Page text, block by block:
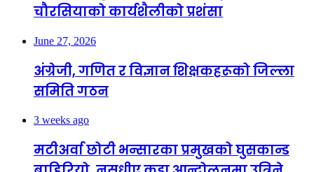
चौरसियाको कार्यशैलीको प्रशंसा
June 27, 2026
अंग्रेजी, गणित र विज्ञान शिक्षकहरूको जिल्ला
समिति गठन
3 weeks ago
मटीअर्वा छोटी भन्सारका प्रमुखको घुसकान्ड